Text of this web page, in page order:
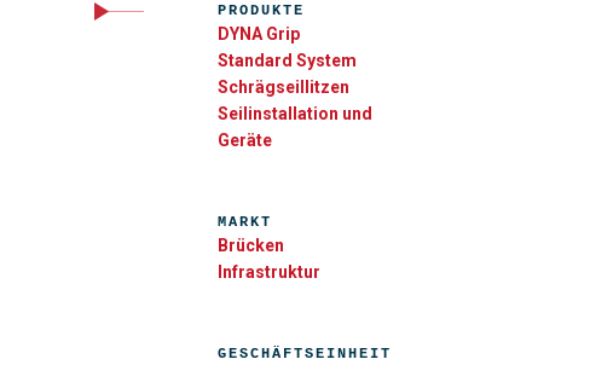
PRODUKTE
DYNA Grip
Standard System
Schrägseillitzen
Seilinstallation und
Geräte
MARKT
Brücken
Infrastruktur
GESCHÄFTSEINHEIT